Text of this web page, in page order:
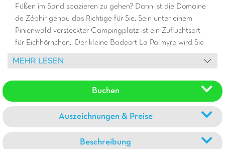
Füßen im Sand spazieren zu gehen? Dann ist die Domaine
de Zéphir genau das Richtige für Sie. Sein unter einem
Pinienwald versteckter Campingplatz ist ein Zufluchtsort
für Eichhörnchen. Der kleine Badeort La Palmyre wird Sie
mit seinen kleinen Geschäften und seinem Zoo begeistern.
segeln lässt. Wir bieten dieses Jahr noch mehr Fahrräder
zum Verleih an, damit Sie die Radwege nutzen können, die
gleich nach dem Verlassen des Campingplatzes beginnen.
MEHR LESEN
Buchen
Auszeichnungen & Preise
Beschreibung